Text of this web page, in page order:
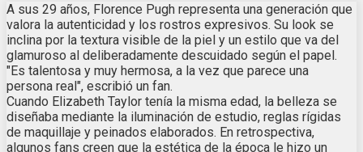
A sus 29 años, Florence Pugh representa una generación que
valora la autenticidad y los rostros expresivos. Su look se
inclina por la textura visible de la piel y un estilo que va del
glamuroso al deliberadamente descuidado según el papel.
"Es talentosa y muy hermosa, a la vez que parece una
persona real", escribió un fan.
Cuando Elizabeth Taylor tenía la misma edad, la belleza se
diseñaba mediante la iluminación de estudio, reglas rígidas
de maquillaje y peinados elaborados. En retrospectiva,
algunos fans creen que la estética de la época le hizo un